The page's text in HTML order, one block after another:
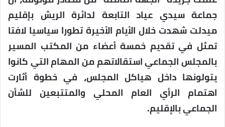
جماعة سيدي عياد التابعة لدائرة الريش بإقليم
ميدلت شهدت خلال الأيام الأخيرة تطورا سياسيا لافتا
تمثل في تقديم خمسة أعضاء من المكتب المسير
بالمجلس الجماعي استقالاتهم من المهام التي كانوا
يتولونها داخل هياكل المجلس، في خطوة أثارت
اهتمام الرأي العام المحلي والمتتبعين للشأن
الجماعي بالإقليم.